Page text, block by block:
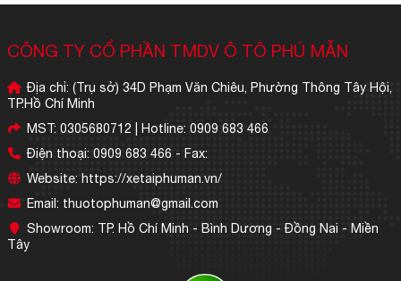
CÔNG TY CỔ PHẦN TMDV Ô TÔ PHÚ MẪN
Địa chỉ: (Trụ sở) 34D Phạm Văn Chiêu, Phường Thông Tây Hội,
TP.Hồ Chí Minh
MST: 0305680712 | Hotline: 0909 683 466
Điện thoại: 0909 683 466 - Fax:
Website: https://xetaiphuman.vn/
Email: thuotophuman@gmail.com
Showroom: TP. Hồ Chí Minh - Bình Dương - Đồng Nai - Miền
Tây